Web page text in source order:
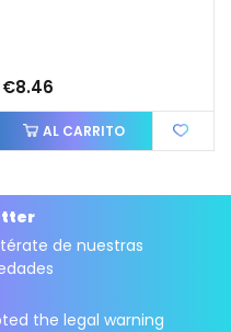
€8.46
AL CARRITO
de nuestras
the legal warning